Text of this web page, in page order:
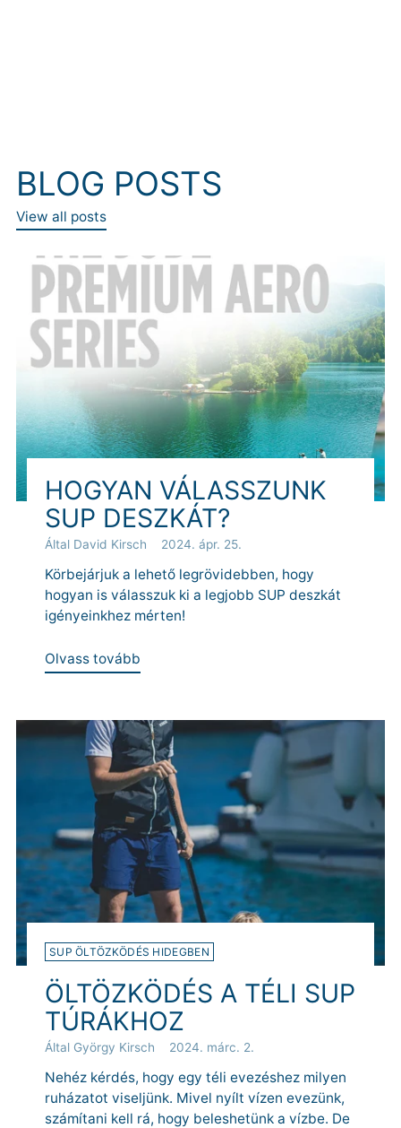
BLOG POSTS
View all posts
HOGYAN VÁLASSZUNK
SUP DESZKÁT?
Által David Kirsch 2024. ápr. 25.
Körbejárjuk a lehető legrövidebben, hogy
hogyan is válasszuk ki a legjobb SUP deszkát
igényeinkhez mérten!
Olvass tovább
SUP ÖLTÖZKÖDÉS HIDEGBEN
ÖLTÖZKÖDÉS A TÉLI SUP
TÚRÁKHOZ
Által György Kirsch 2024. márc. 2.
Nehéz kérdés, hogy egy téli evezéshez milyen
ruházatot viseljünk. Mivel nyílt vízen evezünk,
számítani kell rá, hogy beleshetünk a vízbe. De